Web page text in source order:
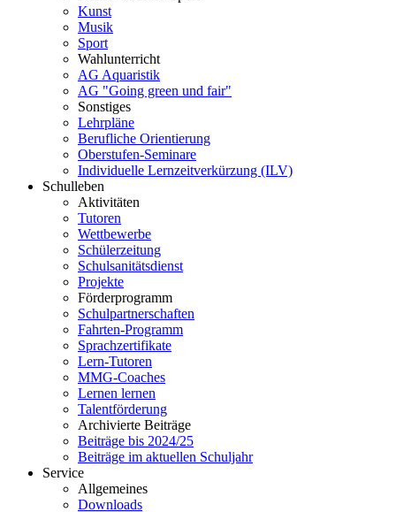
Kunst
Musik
Sport
Wahlunterricht
AG Aquaristik
AG "Going green und fair"
Sonstiges
Lehrpläne
Berufliche Orientierung
Oberstufen-Seminare
Individuelle Lernzeitverkürzung (ILV)
Schulleben
Aktivitäten
Tutoren
Wettbewerbe
Schülerzeitung
Schulsanitätsdienst
Projekte
Förderprogramm
Schulpartnerschaften
Fahrten-Programm
Sprachzertifikate
Lern-Tutoren
MMG-Coaches
Lernen lernen
Talentförderung
Archivierte Beiträge
Beiträge bis 2024/25
Beiträge im aktuellen Schuljahr
Service
Allgemeines
Downloads